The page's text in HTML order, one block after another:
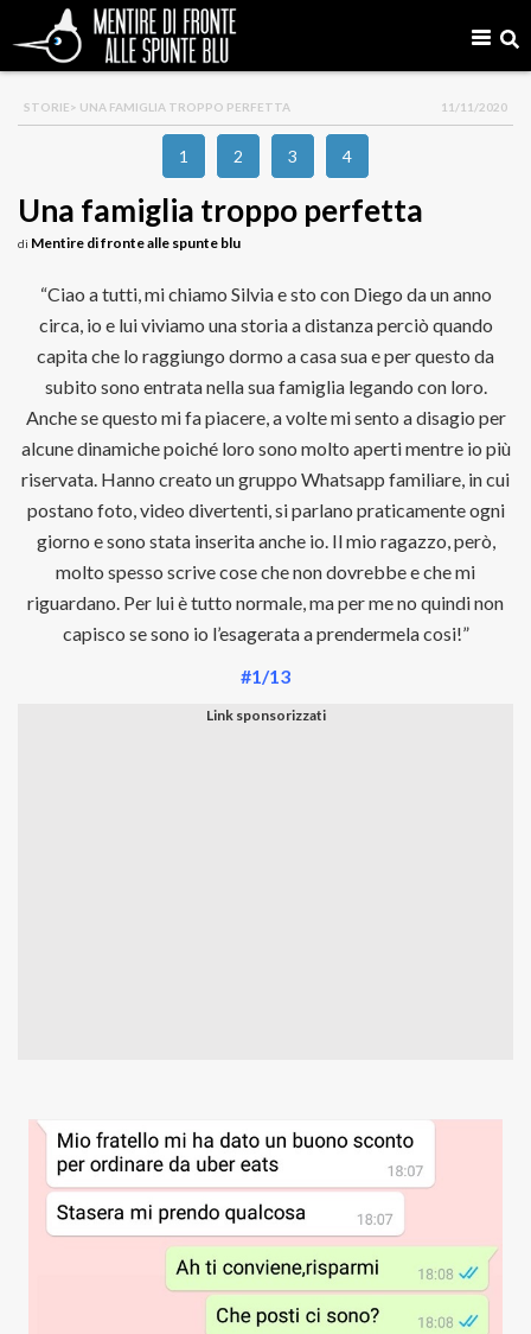
STORIE> UNA FAMIGLIA TROPPO PERFETTA 11/11/2020
1 2 3 4
Una famiglia troppo perfetta
di Mentire di fronte alle spunte blu
“Ciao a tutti, mi chiamo Silvia e sto con Diego da un anno
circa, io e lui viviamo una storia a distanza perciò quando
capita che lo raggiungo dormo a casa sua e per questo da
subito sono entrata nella sua famiglia legando con loro.
Anche se questo mi fa piacere, a volte mi sento a disagio per
alcune dinamiche poiché loro sono molto aperti mentre io più
riservata. Hanno creato un gruppo Whatsapp familiare, in cui
postano foto, video divertenti, si parlano praticamente ogni
giorno e sono stata inserita anche io. Il mio ragazzo, però,
molto spesso scrive cose che non dovrebbe e che mi
riguardano. Per lui è tutto normale, ma per me no quindi non
capisco se sono io l’esagerata a prendermela cosi!”
#1/13